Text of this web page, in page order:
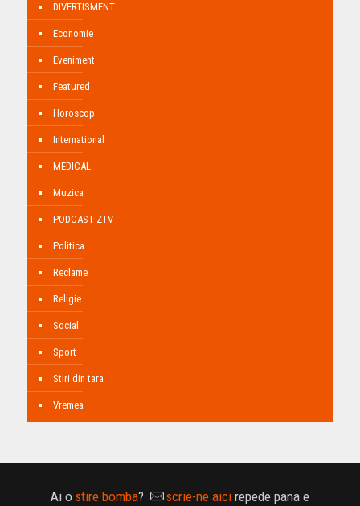
DIVERTISMENT
Economie
Eveniment
Featured
Horoscop
International
MEDICAL
Muzica
PODCAST ZTV
Politica
Reclame
Religie
Social
Sport
Stiri din tara
Vremea
Ai o stire bomba? scrie-ne aici repede pana e